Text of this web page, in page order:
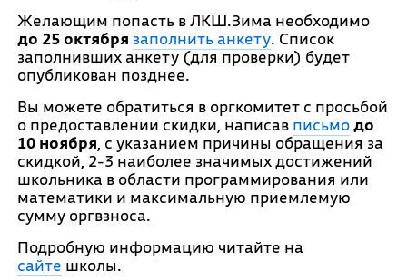
Желающим попасть в ЛКШ.Зима необходимо
до 25 октября заполнить анкету. Список
заполнивших анкету (для проверки) будет
опубликован позднее.
Вы можете обратиться в оргкомитет с просьбой
о предоставлении скидки, написав письмодо
10 ноября, с указанием причины обращения за
скидкой, 2-3 наиболее значимых достижений
школьника в области программирования или
математики и максимальную приемлемую
сумму оргвзноса.
Подробную информацию читайте на
сайте школы.